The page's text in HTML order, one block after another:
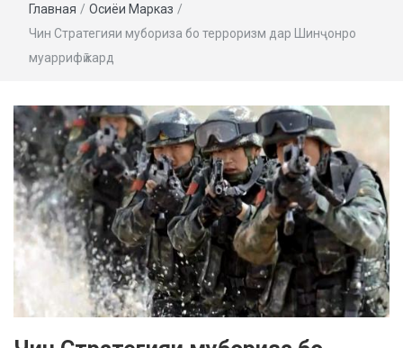
Главная / Осиёи Марказӣ /
Чин Стратегияи мубориза бо терроризм дар Шинҷонро
муаррифӣ кард